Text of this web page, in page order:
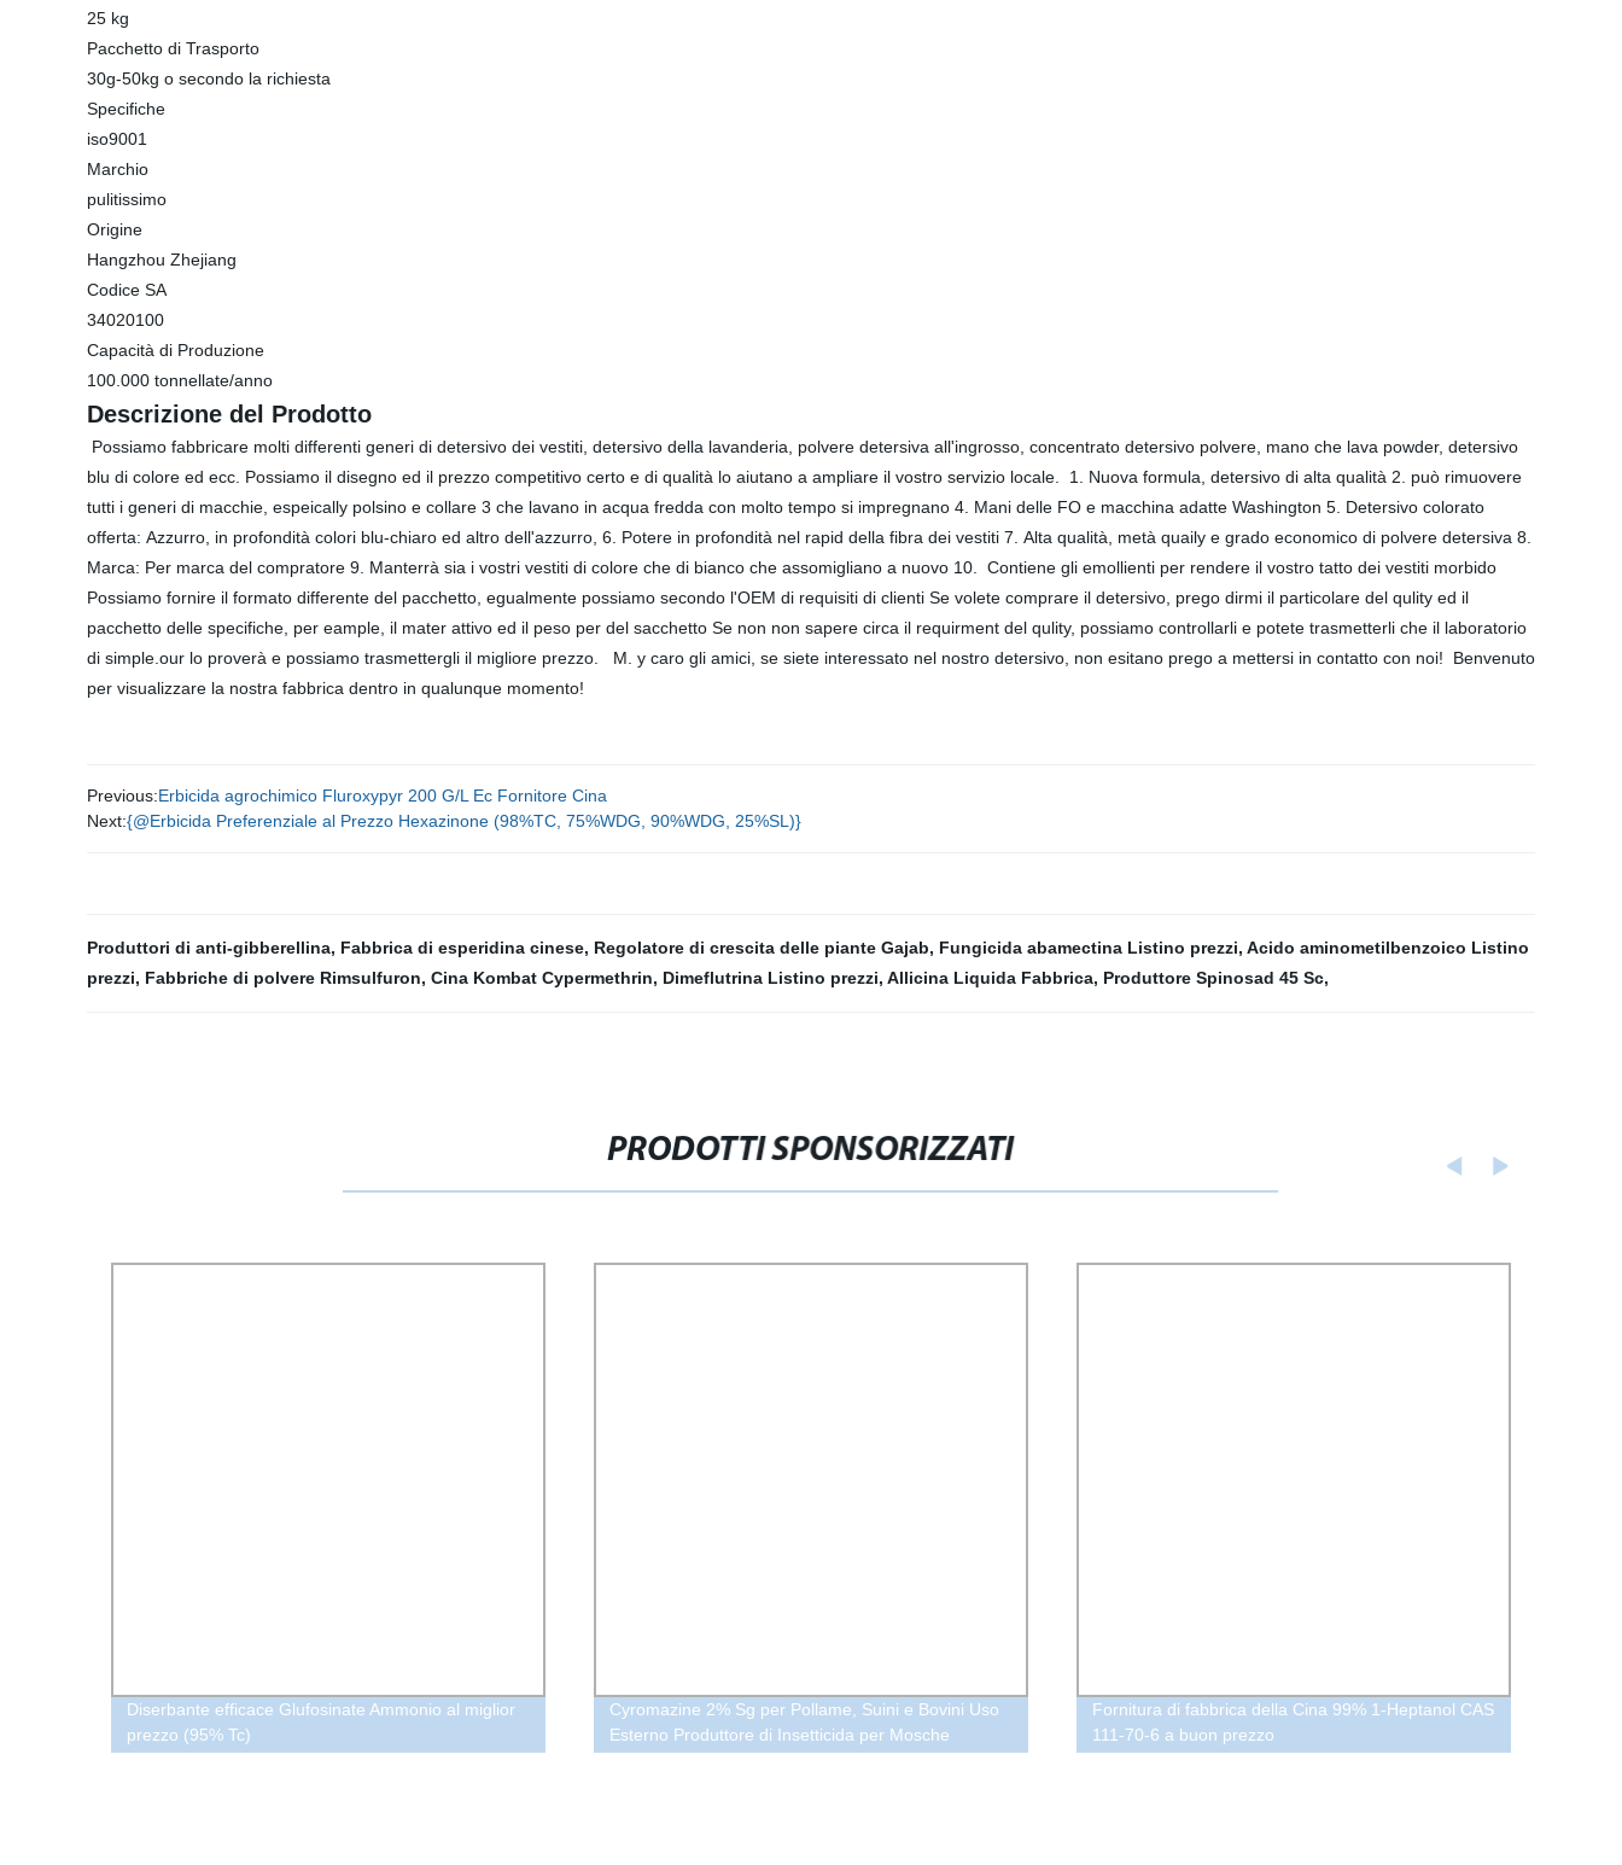
25 kg
Pacchetto di Trasporto
30g-50kg o secondo la richiesta
Specifiche
iso9001
Marchio
pulitissimo
Origine
Hangzhou Zhejiang
Codice SA
34020100
Capacità di Produzione
100.000 tonnellate/anno
Descrizione del Prodotto
Possiamo fabbricare molti differenti generi di detersivo dei vestiti, detersivo della lavanderia, polvere detersiva all'ingrosso, concentrato detersivo polvere, mano che lava powder, detersivo
blu di colore ed ecc. Possiamo il disegno ed il prezzo competitivo certo e di qualità lo aiutano a ampliare il vostro servizio locale. 1. Nuova formula, detersivo di alta qualità 2. può rimuovere
tutti i generi di macchie, espeically polsino e collare 3 che lavano in acqua fredda con molto tempo si impregnano 4. Mani delle FO e macchina adatte Washington 5. Detersivo colorato
offerta: Azzurro, in profondità colori blu-chiaro ed altro dell'azzurro, 6. Potere in profondità nel rapid della fibra dei vestiti 7. Alta qualità, metà quaily e grado economico di polvere detersiva 8.
Marca: Per marca del compratore 9. Manterrà sia i vostri vestiti di colore che di bianco che assomigliano a nuovo 10. Contiene gli emollienti per rendere il vostro tatto dei vestiti morbido
Possiamo fornire il formato differente del pacchetto, egualmente possiamo secondo l'OEM di requisiti di clienti Se volete comprare il detersivo, prego dirmi il particolare del qulity ed il
pacchetto delle specifiche, per eample, il mater attivo ed il peso per del sacchetto Se non non sapere circa il requirment del qulity, possiamo controllarli e potete trasmetterli che il laboratorio
di simple.our lo proverà e possiamo trasmettergli il migliore prezzo. M. y caro gli amici, se siete interessato nel nostro detersivo, non esitano prego a mettersi in contatto con noi! Benvenuto
per visualizzare la nostra fabbrica dentro in qualunque momento!
Previous:Erbicida agrochimico Fluroxypyr 200 G/L Ec Fornitore Cina
Next:{@Erbicida Preferenziale al Prezzo Hexazinone (98%TC, 75%WDG, 90%WDG, 25%SL)}
Produttori di anti-gibberellina, Fabbrica di esperidina cinese, Regolatore di crescita delle piante Gajab, Fungicida abamectina Listino prezzi, Acido aminometilbenzoico Listino
prezzi, Fabbriche di polvere Rimsulfuron, Cina Kombat Cypermethrin, Dimeflutrina Listino prezzi, Allicina Liquida Fabbrica, Produttore Spinosad 45 Sc,
PRODOTTI SPONSORIZZATI
Diserbante efficace Glufosinate Ammonio al miglior
prezzo (95% Tc)
Cyromazine 2% Sg per Pollame, Suini e Bovini Uso
Esterno Produttore di Insetticida per Mosche
Fornitura di fabbrica della Cina 99% 1-Heptanol CAS
111-70-6 a buon prezzo